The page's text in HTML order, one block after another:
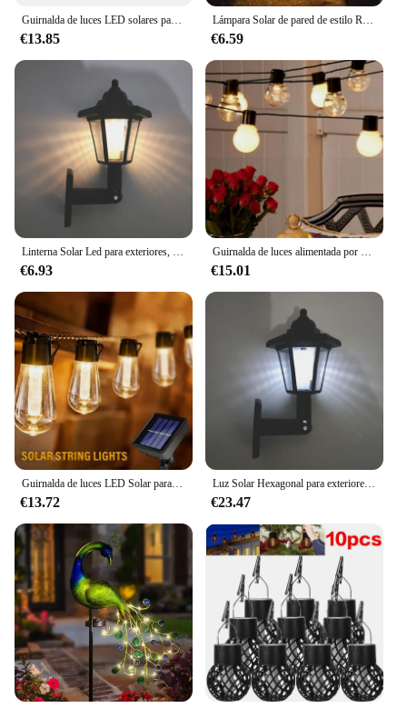
Guirnalda de luces LED solares para exteriores, lámpara de hadas de queroseno impermeable IP65, decoración de fiesta de jardín, Vintage, Navidad, 1 ~ 2 piezas
€13.85
Lámpara Solar de pared de estilo Retro, iluminación LED para exteriores, luz de decoración impermeable para camino de jardín, paisaje, valla, patio, 2LED
€6.59
Linterna Solar Led para exteriores, luces solares hexagonales, candelabro Solar para exteriores, lámpara de pared para decoración de jardín, foco Solar
€6.93
Guirnalda de luces alimentada por energía Solar para jardín, lámpara de verano de hadas Retro, 10LED, 3,5 M
€15.01
Guirnalda de luces LED Solar para exteriores, Bombilla Edison impermeable IP65, Retro, Vintage, guirnalda de Navidad, decoración de fiesta de jardín, lámpara de hadas
€13.72
Luz Solar Hexagonal para exteriores, candelabro de jardín, impermeable, de pared, Retro
€23.47